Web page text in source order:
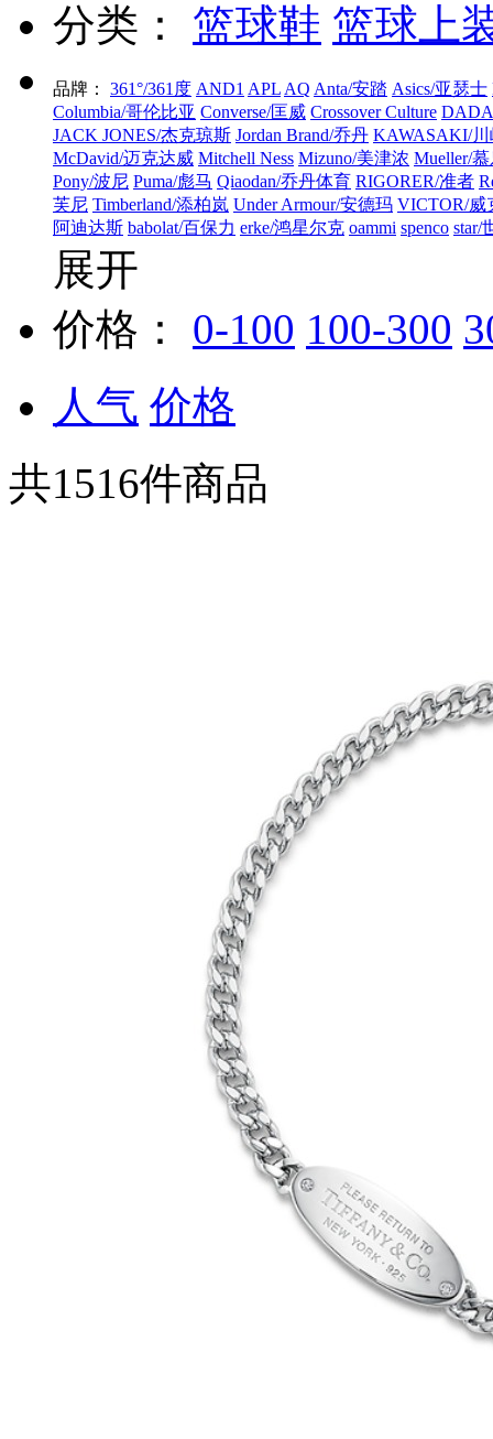
分类： 篮球鞋 篮球上
品牌： 361°/361度 AND1 APL AQ Anta/安踏 Asics/亚瑟士
Columbia/哥伦比亚 Converse/匡威 Crossover Culture DADA
JACK JONES/杰克琼斯 Jordan Brand/乔丹 KAWASAKI/川
McDavid/迈克达威 Mitchell Ness Mizuno/美津浓 Mueller/
Pony/波尼 Puma/彪马 Qiaodan/乔丹体育 RIGORER/准者
芙尼 Timberland/添柏岚 Under Armour/安德玛 VICTOR/威
阿迪达斯 babolat/百保力 erke/鸿星尔克 oammi spenco star/
展开
价格：
0-100 100-300
人气 价格
共1516件商品